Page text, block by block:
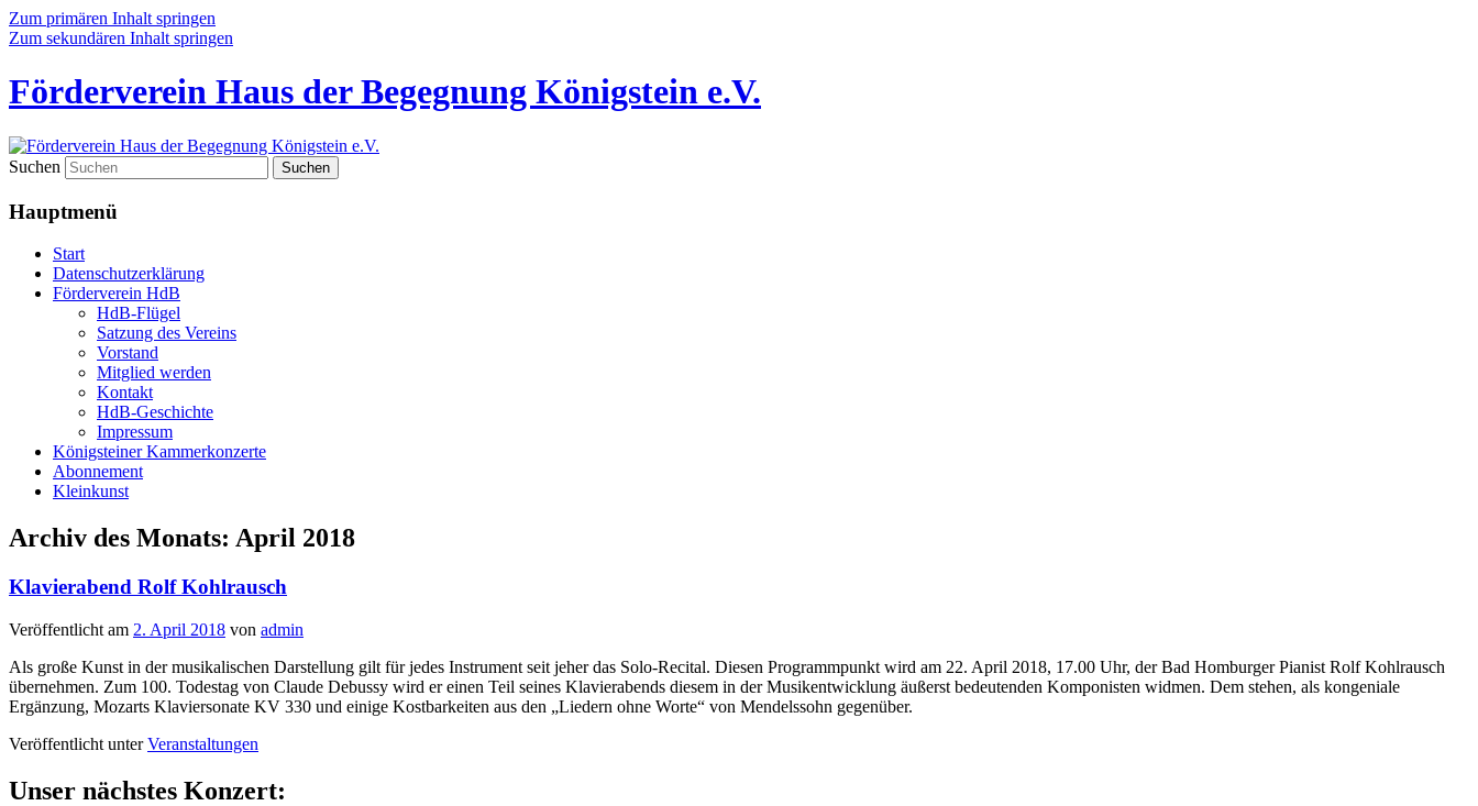
Zum primären Inhalt springen
Zum sekundären Inhalt springen
Förderverein Haus der Begegnung Königstein e.V.
Suchen
Hauptmenü
Start
Datenschutzerklärung
Förderverein HdB
HdB-Flügel
Satzung des Vereins
Vorstand
Mitglied werden
Kontakt
HdB-Geschichte
Impressum
Königsteiner Kammerkonzerte
Abonnement
Kleinkunst
Archiv des Monats: April 2018
Klavierabend Rolf Kohlrausch
Veröffentlicht am 2. April 2018 von admin
Als große Kunst in der musikalischen Darstellung gilt für jedes Instrument seit jeher das Solo-Recital. Diesen Programmpunkt wird am 22. April 2018, 17.00 Uhr, der Bad Homburger Pianist Rolf Kohlrausch
übernehmen. Zum 100. Todestag von Claude Debussy wird er einen Teil seines Klavierabends diesem in der Musikentwicklung äußerst bedeutenden Komponisten widmen. Dem stehen, als kongeniale
Ergänzung, Mozarts Klaviersonate KV 330 und einige Kostbarkeiten aus den „Liedern ohne Worte“ von Mendelssohn gegenüber.
Veröffentlicht unter Veranstaltungen
Unser nächstes Konzert: